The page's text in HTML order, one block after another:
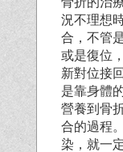
況不理想
合，不管
或是復位
新對位接
是靠身體
營養到骨
合的過程
染，就一